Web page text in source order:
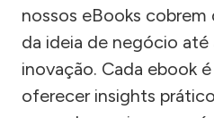
nossos eBooks
da ideia de negócio até
inovação. Cada ebook
oferecer insights